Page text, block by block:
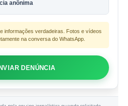
anônima
informações verdadeiras. Fotos e vídeos
na conversa do WhatsApp.
DENÚNCIA